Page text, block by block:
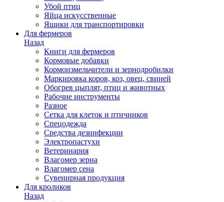
Убой птиц
Яйца искусственные
Ящики для транспортировки
Для фермеров
Назад
Книги для фермеров
Кормовые добавки
Кормоизмельчители и зернодробилки
Маркировка коров, коз, овец, свиней
Обогрев цыплят, птиц и животных
Рабочие инструменты
Разное
Сетка для клеток и птичников
Спецодежда
Средства дезинфекции
Электропастухи
Ветеринария
Влагомер зерна
Влагомер сена
Сувенирная продукция
Для кроликов
Назад